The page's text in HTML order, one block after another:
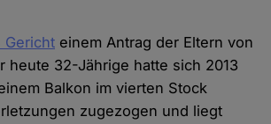
Gericht einem Antrag der Eltern von
heute 32-Jährige hatte sich 2013
Balkon im vierten Stock
zugezogen und liegt